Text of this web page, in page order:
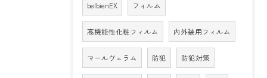
belbienEX フィルム
高機能性化粧フィルム 内外装用フィルム
マールヴェラム 防犯 防犯対策